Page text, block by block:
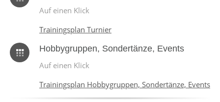
Auf einen Klick
Trainingsplan Turnier
Hobbygruppen, Sondertänze, Events
Auf einen Klick
Trainingsplan Hobbygruppen, Sondertänze, Events